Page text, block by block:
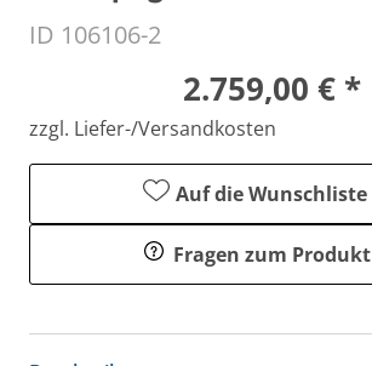
ID 106106-2
2.759,00 € *
zzgl. Liefer-/Versandkosten
Auf die Wunschliste
Fragen zum Produkt